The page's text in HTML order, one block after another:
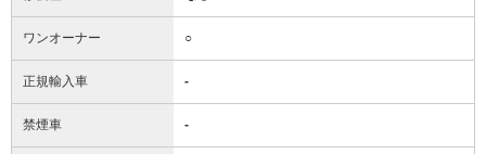
ワンオーナー ○
正規輸入車 -
禁煙車 -